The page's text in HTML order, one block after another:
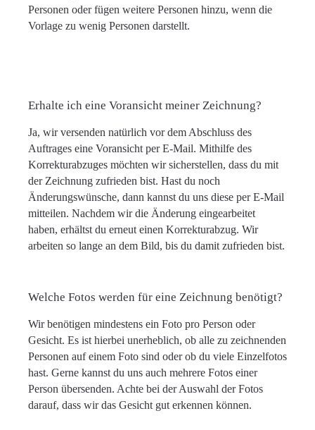
Personen oder fügen weitere Personen hinzu, wenn die
Vorlage zu wenig Personen darstellt.
Erhalte ich eine Voransicht meiner Zeichnung?
Ja, wir versenden natürlich vor dem Abschluss des
Auftrages eine Voransicht per E-Mail. Mithilfe des
Korrekturabzuges möchten wir sicherstellen, dass du mit
der Zeichnung zufrieden bist. Hast du noch
Änderungswünsche, dann kannst du uns diese per E-Mail
mitteilen. Nachdem wir die Änderung eingearbeitet
haben, erhältst du erneut einen Korrekturabzug. Wir
arbeiten so lange an dem Bild, bis du damit zufrieden bist.
Welche Fotos werden für eine Zeichnung benötigt?
Wir benötigen mindestens ein Foto pro Person oder
Gesicht. Es ist hierbei unerheblich, ob alle zu zeichnenden
Personen auf einem Foto sind oder ob du viele Einzelfotos
hast. Gerne kannst du uns auch mehrere Fotos einer
Person übersenden. Achte bei der Auswahl der Fotos
darauf, dass wir das Gesicht gut erkennen können.